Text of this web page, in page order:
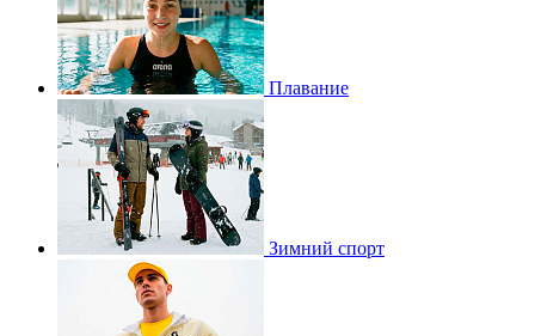
Плавание
Зимний спорт